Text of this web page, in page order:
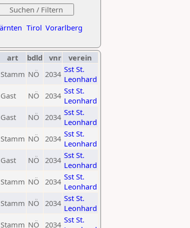
Tirol Vorarlberg
art bdld vnr
verein
Stamm NÖ 2034 Sst St.
Leonhard
Gast NÖ 2034 Sst St.
Leonhard
Gast NÖ 2034 Sst St.
Leonhard
Stamm NÖ 2034 Sst St.
Leonhard
Gast NÖ 2034 Sst St.
Leonhard
Stamm NÖ 2034 Sst St.
Leonhard
Stamm NÖ 2034 Sst St.
Leonhard
Stamm NÖ 2034 Sst St.